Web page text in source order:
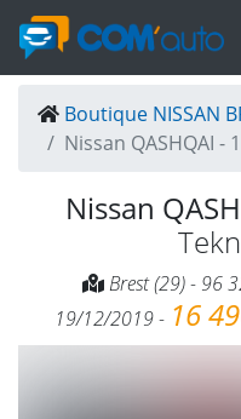
Boutique NISSAN
Nissan QASHQAI -
Nissan
Brest (29) - 96
19/12/2019 - 16